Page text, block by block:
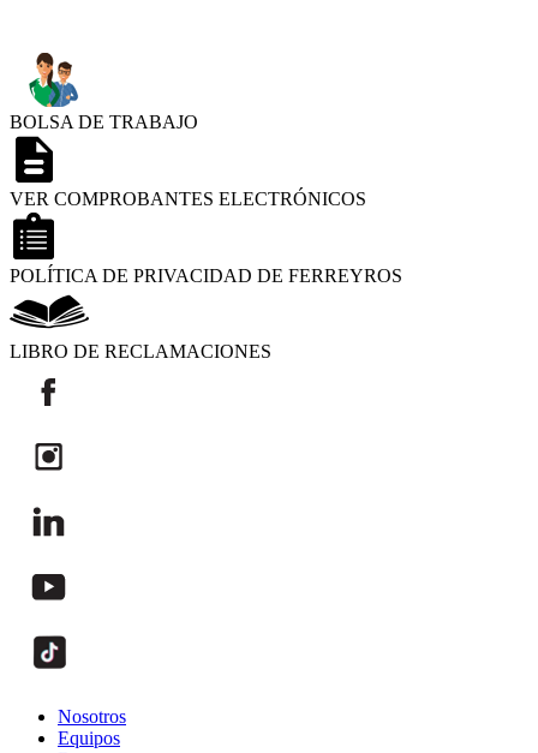
BOLSA DE TRABAJO
VER COMPROBANTES ELECTRÓNICOS
POLÍTICA DE PRIVACIDAD DE FERREYROS
LIBRO DE RECLAMACIONES
Nosotros
Equipos